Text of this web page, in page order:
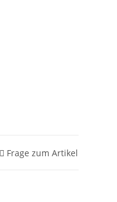
Frage zum Artikel